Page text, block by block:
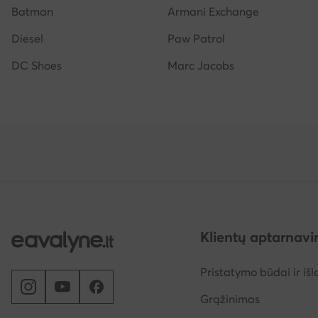
Batman
Armani Exchange
Diesel
Paw Patrol
DC Shoes
Marc Jacobs
Klientų
Pristatymo būdai ir
Grąžinimas